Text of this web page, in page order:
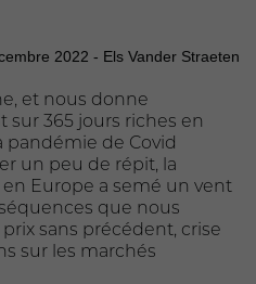
2022 - Els Vander Straeten
et nous donne
sur 365 jours riches en
pandémie de Covid
un peu de répit, la
Europe a semé un vent
que nous
sans précédent, crise
sur les marchés